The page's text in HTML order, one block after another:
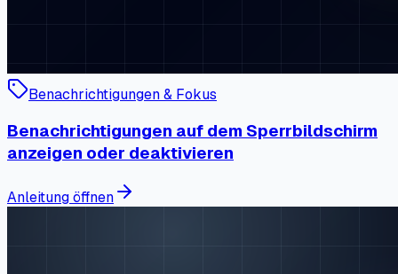
Benachrichtigungen & Fokus
Benachrichtigungen auf dem Sperrbildschirm
anzeigen oder deaktivieren
Anleitung öffnen